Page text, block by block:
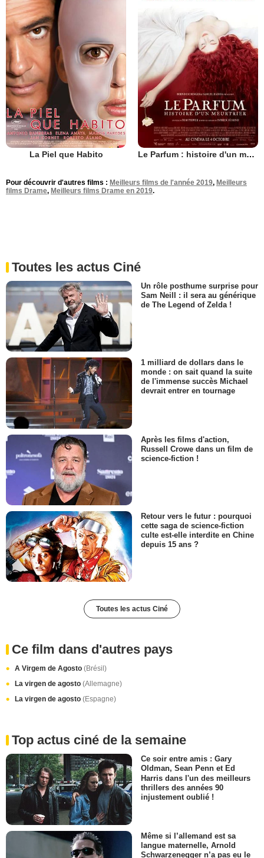
La Piel que Habito Le Parfum : histoire d'un meurtrier
Pour découvrir d'autres films : Meilleurs films de l'année 2019, Meilleurs
films Drame, Meilleurs films Drame en 2019.
Toutes les actus Ciné
Un rôle posthume surprise pour
Sam Neill : il sera au générique
de The Legend of Zelda !
1 milliard de dollars dans le
monde : on sait quand la suite
de l'immense succès Michael
devrait entrer en tournage
Après les films d'action,
Russell Crowe dans un film de
science-fiction !
Retour vers le futur : pourquoi
cette saga de science-fiction
culte est-elle interdite en Chine
depuis 15 ans ?
Toutes les actus Ciné
Ce film dans d'autres pays
A Virgem de Agosto (Brésil)
La virgen de agosto (Allemagne)
La virgen de agosto (Espagne)
Top actus ciné de la semaine
Ce soir entre amis : Gary
Oldman, Sean Penn et Ed
Harris dans l'un des meilleurs
thrillers des années 90
injustement oublié !
Même si l’allemand est sa
langue maternelle, Arnold
Schwarzenegger n’a pas eu le